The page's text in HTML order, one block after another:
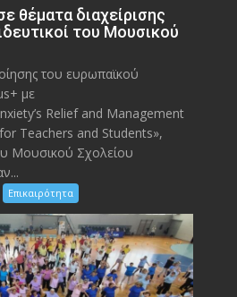
θέματα διαχείρισης
του Μουσικού
του ευρωπαϊκού
με
Relief and Management
Teachers and Students»,
Μουσικού Σχολείου
Επικαιρότητα